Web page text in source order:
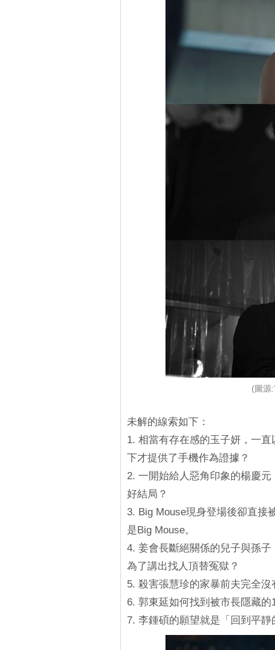
(圖源
未解的線索如下：
1. 相當有存在感的玉子妍，一
下才提供了手機作為證據？
2. 一開始給人惡角印象的楊慶
好結局？
3. Big Mouse現身登場後卻直接
是Big Mouse。
4. 姜會長斷絕關係的兒子與孫
為了講出找人頂替冤獄？
5. 殺害張慧珍的家暴前夫完全沒
6. 郭東延如何找到被市長隱藏的
7. 李鍾碩的願望就是「回到平靜